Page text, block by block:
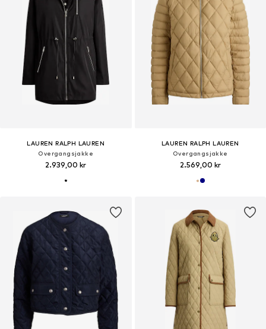
LAUREN RALPH LAUREN
Overgangsjakke
2.939,00 kr
LAUREN RALPH LAUREN
Overgangsjakke
2.569,00 kr